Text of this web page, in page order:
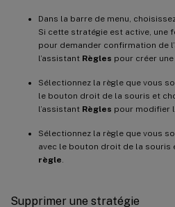
Dans la barre de menu,
Si cette stratégie est active, une
pour demander confirmation de
l’assistant Règles pour créer une
Sélectionnez la règle que vous
le bouton droit de la souris et
l’assistant Règles pour modifier
Sélectionnez la règle que vous
avec le bouton droit de la souris
règle
Supprimer une stratégie